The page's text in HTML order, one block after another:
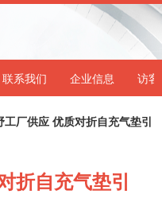
联系我们 企业信息 访客
工厂供应 优质对折自充气垫引
折自充气垫引